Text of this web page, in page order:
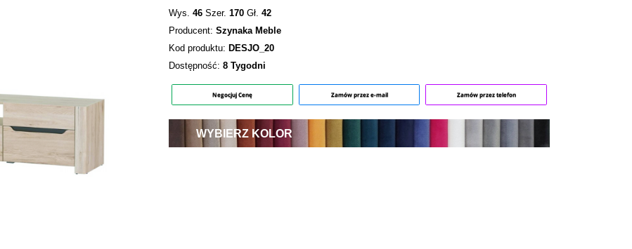
Wys.46 Szer.170 Gł.42
Producent:Szynaka Meble
Kod produktu: DESJO_20
Dostępność:8 Tygodni
Negocjuj Cenę Zamów przez e-mail Zamów przez telefon
WYBIERZ KOLOR